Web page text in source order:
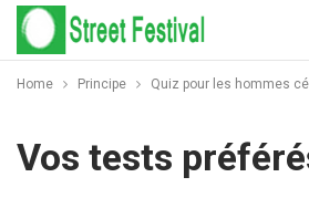
Home Principe Quiz pour les hommes
Vos tests